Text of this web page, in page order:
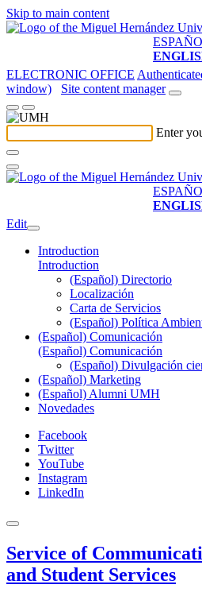
Skip to main content
ELECTRONIC OFFICE
window)
Site content manager
Enter
Edit
Introduction
Introduction
(Español) Directorio
Localización
Carta de Servicios
(Español) Política
(Español) Comunicación
(Español) Comunicación
(Español) Divulgación
(Español) Marketing
(Español) Alumni UMH
Novedades
Facebook
Twitter
YouTube
Instagram
LinkedIn
Service of
and Student Services